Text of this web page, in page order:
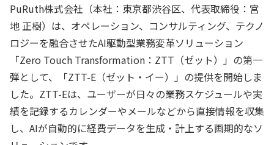
PuRuth株式会社（本社：東京都渋谷区、代表取締役：宮
地 正樹）は、オペレーション、コンサルティング、テクノ
ロジーを融合させたAI駆動型業務変革ソリューション
「Zero Touch Transformation：ZTT（ゼット）」の第一
弾として、「ZTT-E（ゼット・イー）」の提供を開始しま
した。ZTT-Eは、ユーザーが日々の業務スケジュールや実
績を記録するカレンダーやメールなどから直接情報を収集
し、AIが自動的に経費データを生成・計上する画期的なソ